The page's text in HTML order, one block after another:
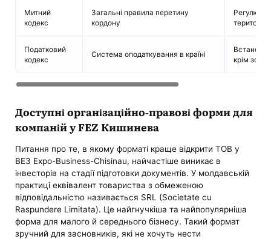
Митний
кодекс
Загальні правила перетину
кордону
Регулює
Податковий
кодекс
Система оподаткування в країні
крім
Доступні організаційно-правові форми для
компаній у FEZ Кишинева
Питання про те, в якому форматі краще відкрити ТОВ у
ВЕЗ Expo-Business-Chisinau, найчастіше виникає в
інвесторів на стадії підготовки документів. У молдавській
практиці еквівалент товариства з обмеженою
відповідальністю називається SRL (Societate cu
Raspundere Limitata). Це найгнучкіша та найпопулярніша
форма для малого й середнього бізнесу. Такий формат
зручний для засновників, які не хочуть нести